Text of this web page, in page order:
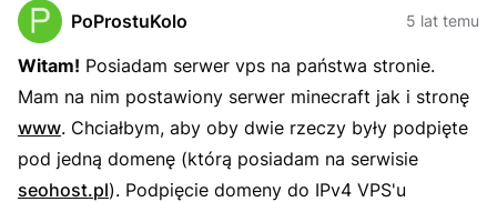
PoProstuKolo 5 lat temu
Witam! Posiadam serwer vps na państwa stronie.
Mam na nim postawiony serwer minecraft jak i stronę
www. Chciałbym, aby oby dwie rzeczy były podpięte
pod jedną domenę (którą posiadam na serwisie
seohost.pl). Podpięcie domeny do IPv4 VPS'u